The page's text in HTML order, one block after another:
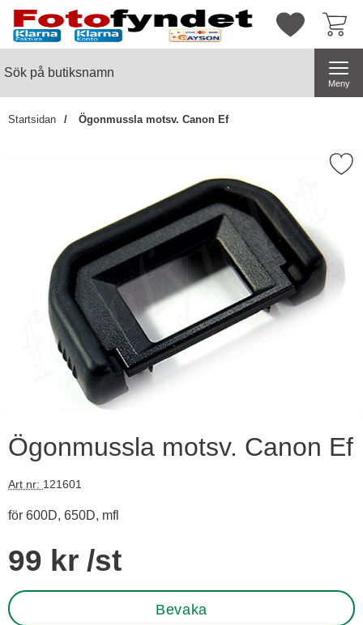
Startsidan för butiksnamn
Mina
Meny
Startsidan Ögonmussla motsv. Canon Ef
Markera Ögonmussla
Ögonmussla motsv. Canon Ef
Art nr: 121601
för 600D, 650D, mfl
pris
99 kr /st
Bevaka